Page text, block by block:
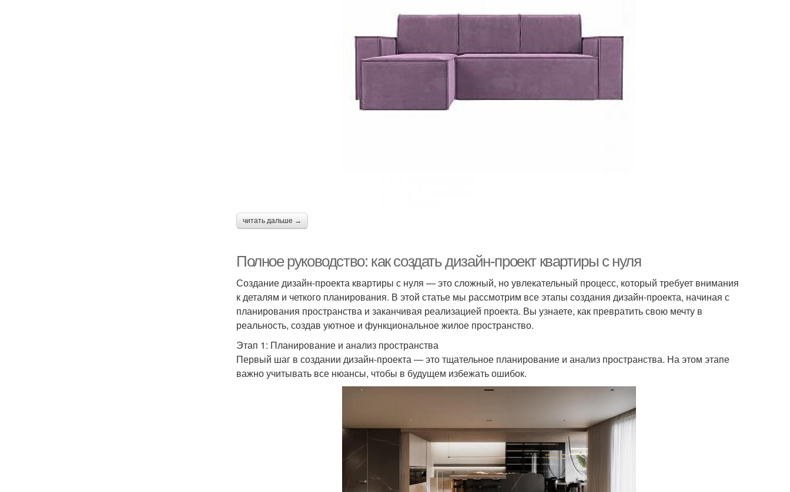
читать дальше →
Полное руководство: как создать дизайн-проект квартиры с нуля
Создание дизайн-проекта квартиры с нуля — это сложный, но увлекательный процесс, который требует внимания
к деталям и четкого планирования. В этой статье мы рассмотрим все этапы создания дизайн-проекта, начиная с
планирования пространства и заканчивая реализацией проекта. Вы узнаете, как превратить свою мечту в
реальность, создав уютное и функциональное жилое пространство.
Этап 1: Планирование и анализ пространства
Первый шаг в создании дизайн-проекта — это тщательное планирование и анализ пространства. На этом этапе
важно учитывать все нюансы, чтобы в будущем избежать ошибок.